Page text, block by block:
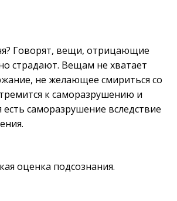
Говорят, вещи, отрицающие
страдают. Вещам не хватает
не желающее смириться со
к саморазрушению и
саморазрушение вследствие
оценка подсознания.